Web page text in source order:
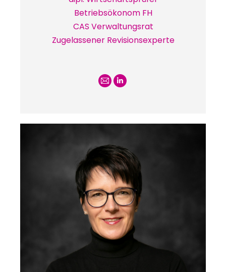
Betriebsökonom FH
CAS Verwaltungsrat
Zugelassener Revisionsexperte
E-
Linkedin